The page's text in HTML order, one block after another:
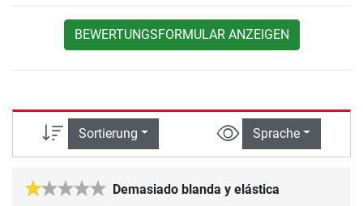
BEWERTUNGSFORMULAR ANZEIGEN
Sortierung Sprache
Demasiado blanda y elástica